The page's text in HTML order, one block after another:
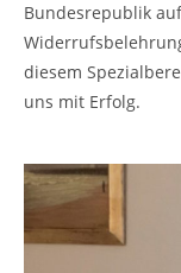
Bundesrepublik
diesem
uns mit Erfolg.